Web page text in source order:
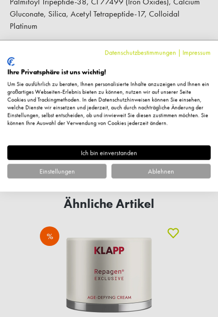
Gluconate, Silica, Acetyl Tetrapeptide-17, Colloidal
Platinum
Hersteller-Kontaktinformationen
Kundenbewertungen
Ähnliche Artikel
%
Datenschutzbestimmungen | Impressum
Ihre Privatsphäre ist uns wichtig!
Um Sie ausführlich zu beraten, Ihnen personalisierte Inhalte anzuzeigen und Ihnen ein
großartiges Webseiten-Erlebnis bieten zu können, nutzen wir auf unserer Seite
Cookies und Trackingmethoden. In den Datenschutzhinweisen können Sie einsehen,
welche Dienste wir einsetzen und jederzeit, auch durch nachträgliche Änderung der
Einstellungen, selbst entscheiden, ob und inwieweit Sie diesen zustimmen möchten. Sie
können Ihre Auswahl der Verwendung von Cookies jederzeit ändern.
Ich bin einverstanden
Einstellungen Ablehnen